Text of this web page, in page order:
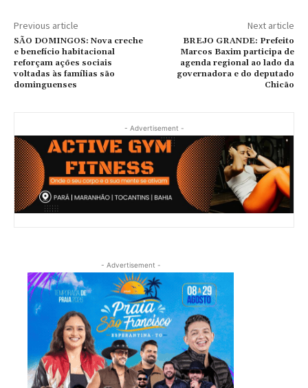
Previous article
SÃO DOMINGOS: Nova creche
e benefício habitacional
reforçam ações sociais
voltadas às famílias são
dominguenses
Next article
BREJO GRANDE: Prefeito
Marcos Baxim participa de
agenda regional ao lado da
governadora e do deputado
Chicão
- Advertisement -
- Advertisement -